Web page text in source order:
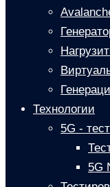
Технологии
5G -
5G